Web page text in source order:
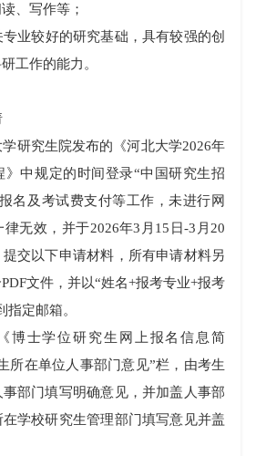
、写作等；
专业较好的研究基础，具有较强的创
工作的能力。
研究生院发布的《河北大学2026年
》中规定的时间登录“中国研究生招
名及考试费支付等工作，未进行网
律无效，并于2026年3 月 15 日-3 月 20
交以下申请材料，所有申请材料另
PDF文件，并以“姓名+报考专业+报考
定邮箱。
博士学位研究生网上报名信息简
所在单位人事部门意见”栏，由考生
部门填写明确意见，并加盖人事部
学校研究生管理部门填写意见并盖